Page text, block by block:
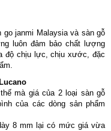
go janmi Malaysia và sàn gỗ
luôn đảm bảo chất lượng
độ chịu lực, chịu xước, đặc
mà giá của 2 loại sàn gỗ
của các dòng sản phẩm
8 mm lại có mức giá vừa